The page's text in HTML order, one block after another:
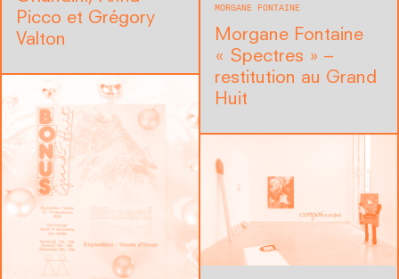
Picco et Grégory
Valton
MORGANE FONTAINE
Morgane Fontaine
« Spectres » –
restitution au Grand
Huit